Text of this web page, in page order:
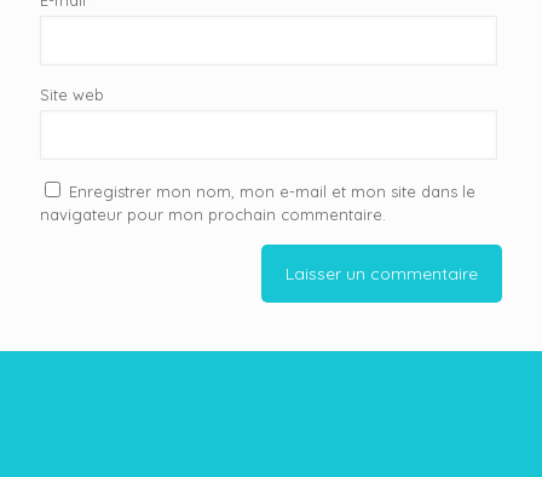
Site web
Enregistrer mon nom, mon e-mail et mon site dans le
navigateur pour mon prochain commentaire.